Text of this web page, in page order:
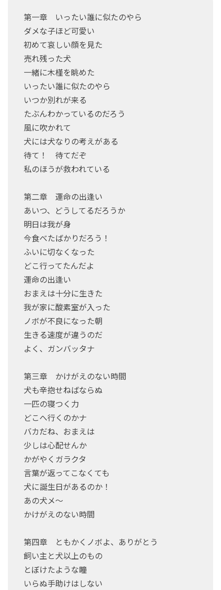
第一章 いったい誰に似たのやら
ダメな子ほど可愛い
初めて哀しい顔を見た
売れ残った犬
一緒に木槿を眺めた
いったい誰に似たのやら
いつか別れが来る
たぶんわかっているのだろう
風に吹かれて
犬には犬なりの考えがある
待て！ 待てだぞ
私のほうが救われている
第二章 運命の出逢い
あいつ、どうしてるだろうか
明日は我が身
今食べたばかりだろう！
ふいに切なくなった
どこ行ってたんだよ
運命の出逢い
おまえは十分に生きた
我が家に酸素室が入った
ノボが不良になった朝
生きる速度が違うのだ
よく、ガンバッタナ
第三章 かけがえのない時間
犬も辛抱せねばならぬ
一匹の寝つく力
どこへ行くのかナ
バカだね、おまえは
少しは心配せんか
かがやくガラクタ
言葉が返ってこなくても
犬に誕生日があるのか！
あの犬メ～
かけがえのない時間
第四章 ともかくノボよ、ありがとう
飼い主と犬以上のもの
とぼけたような瞳
いらぬ手助けはしない